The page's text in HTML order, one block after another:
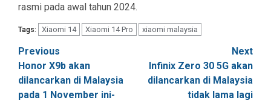
rasmi pada awal tahun 2024.
Tags: Xiaomi 14 Xiaomi 14 Pro xiaomi malaysia
Post
navigation
Previous
Honor X9b akan
dilancarkan di Malaysia
pada 1 November ini-
Next
Infinix Zero 30 5G akan
dilancarkan di Malaysia
tidak lama lagi